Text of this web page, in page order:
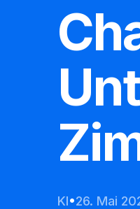
KI 26. Mai